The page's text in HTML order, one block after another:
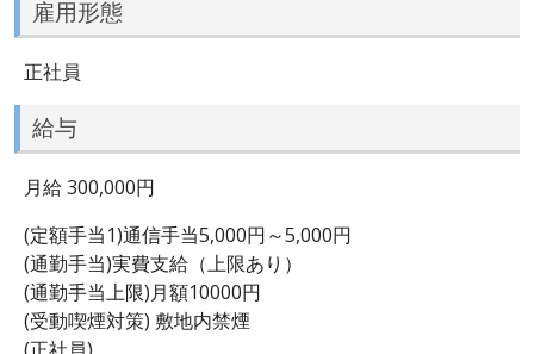
雇用形態
正社員
給与
月給 300,000円
(定額手当1)通信手当5,000円～5,000円
(通勤手当)実費支給（上限あり）
(通勤手当上限)月額10000円
(受動喫煙対策) 敷地内禁煙